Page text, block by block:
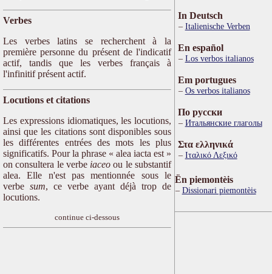
Verbes
Les verbes latins se recherchent à la
première personne du présent de l'indicatif
actif, tandis que les verbes français à
l'infinitif présent actif.
Locutions et citations
Les expressions idiomatiques, les locutions,
ainsi que les citations sont disponibles sous
les différentes entrées des mots les plus
significatifs. Pour la phrase « alea iacta est »
on consultera le verbe iaceo ou le substantif
alea. Elle n'est pas mentionnée sous le
verbe sum, ce verbe ayant déjà trop de
locutions.
continue ci-dessous
In Deutsch
Italienische Verben
En español
Los verbos italianos
Em portugues
Os verbos italianos
По русски
Итальянские глаголы
Στα ελληνικά
Ιταλικό Λεξικό
Ën piemontèis
Dissionari piemontèis